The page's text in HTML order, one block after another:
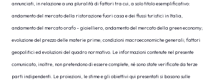
annunciati, in relazione a una pluralità di fattori tra cui, a solo titolo esemplificativo:
andamento del mercato della ristorazione fuori casa e dei flussi turistici in Italia,
andamento del mercato orafo - gioielliero, andamento del mercato della green economy;
evoluzione del prezzo delle materie prime; condizioni macroeconomiche generali; fattori
geopolitici ed evoluzioni del quadro normativo. Le informazioni contenute nel presente
comunicato, inoltre, non pretendono di essere complete, né sono state verificate da terze
parti indipendenti. Le proiezioni, le stime e gli obiettivi qui presentati si basano sulle